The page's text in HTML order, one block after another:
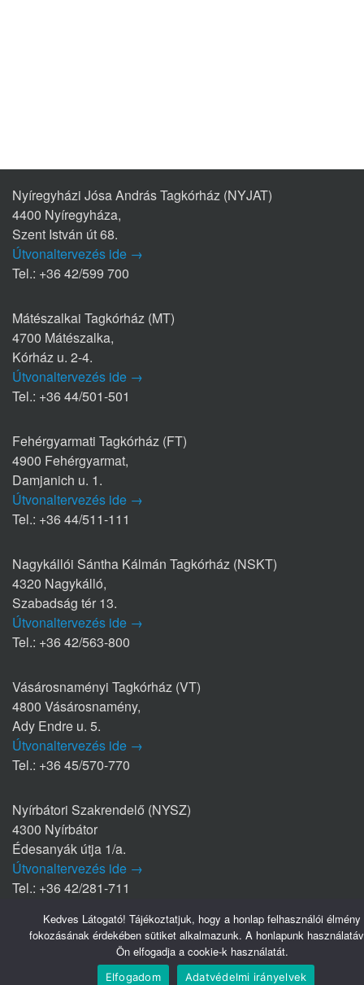
Nyíregyházi Jósa András Tagkórház (NYJAT)
4400 Nyíregyháza,
Szent István út 68.
Útvonaltervezés ide →
Tel.: +36 42/599 700
Mátészalkai Tagkórház (MT)
4700 Mátészalka,
Kórház u. 2-4.
Útvonaltervezés ide →
Tel.: +36 44/501-501
Fehérgyarmati Tagkórház (FT)
4900 Fehérgyarmat,
Damjanich u. 1.
Útvonaltervezés ide →
Tel.: +36 44/511-111
Nagykállói Sántha Kálmán Tagkórház (NSKT)
4320 Nagykálló,
Szabadság tér 13.
Útvonaltervezés ide →
Tel.: +36 42/563-800
Vásárosnaményi Tagkórház (VT)
4800 Vásárosnamény,
Ady Endre u. 5.
Útvonaltervezés ide →
Tel.: +36 45/570-770
Nyírbátori Szakrendelő (NYSZ)
4300 Nyírbátor
Édesanyák útja 1/a.
Útvonaltervezés ide →
Tel.: +36 42/281-711
Hasznos linkek
Kedves Látogató! Tájékoztatjuk, hogy a honlap felhasználói élmény
fokozásának érdekében sütiket alkalmazunk. A honlapunk
Ön elfogadja a cookie-k használatát.
Elfogadom Adatvédelmi irányelvek